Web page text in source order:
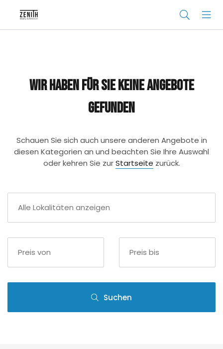
Wir haben für Sie keine Angebote
gefunden
Schauen Sie sich auch unsere anderen Angebote in
diesen Kategorien an und beachten Sie Ihre Auswahl
oder kehren Sie zurStartseite zurück.
Suchen